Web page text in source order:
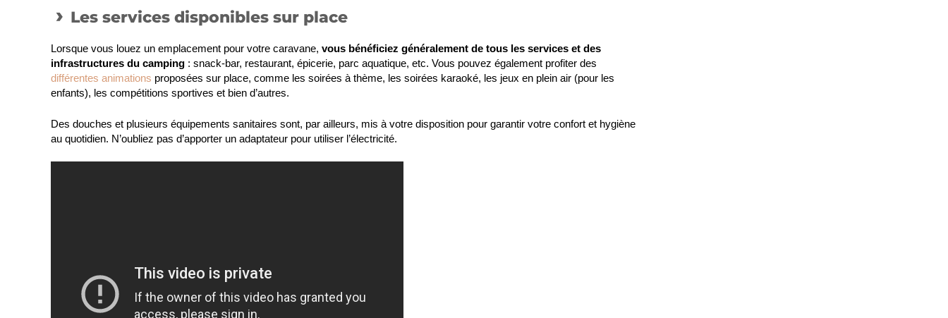
Les services disponibles sur place
Lorsque vous louez un emplacement pour votre caravane, vous bénéficiez généralement de tous les services et des
infrastructures du camping : snack-bar, restaurant, épicerie, parc aquatique, etc. Vous pouvez également profiter des
différentes animations proposées sur place, comme les soirées à thème, les soirées karaoké, les jeux en plein air (pour les
enfants), les compétitions sportives et bien d’autres.
Des douches et plusieurs équipements sanitaires sont, par ailleurs, mis à votre disposition pour garantir votre confort et hygiène
au quotidien. N’oubliez pas d’apporter un adaptateur pour utiliser l’électricité.